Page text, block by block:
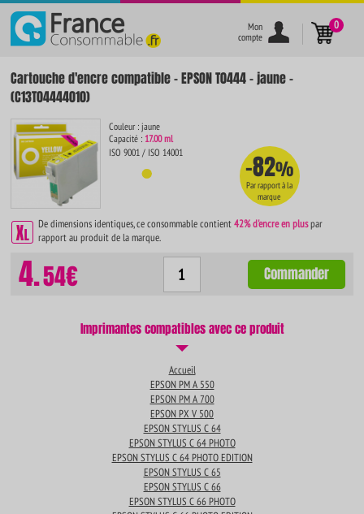
}
Mon
compte
0
Cartouche d'encre compatible - EPSON T0444 - jaune -
(C13T04444010)
Couleur : jaune
Capacité : 17.00 ml
ISO 9001 / ISO 14001
-82%
Par rapport à la
marque
De dimensions identiques, ce consommable contient42% d'encre en pluspar
rapport au produit de la marque.
4.54€ Commander
Imprimantes compatibles avec ce produit
Accueil
EPSON PM A 550
EPSON PM A 700
EPSON PX V 500
EPSON STYLUS C 64
EPSON STYLUS C 64 PHOTO
EPSON STYLUS C 64 PHOTO EDITION
EPSON STYLUS C 65
EPSON STYLUS C 66
EPSON STYLUS C 66 PHOTO